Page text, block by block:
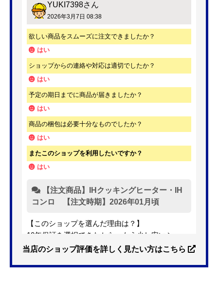
YUKI7398さん
2026年3月7日 08:38
欲しい商品をスムーズに注文できましたか？
はい
ショップからの連絡や対応は適切でしたか？
はい
予定の期日までに商品が届きましたか？
はい
商品の梱包は必要十分なものでしたか？
はい
またこのショップを利用したいですか？
はい
【注文商品】IHクッキングヒーター・IH
コンロ 【注文時期】2026年01月頃
【このショップを選んだ理由は？】
10年保証を選択できたから。もう少し安いショッ
プも有ったが、5年保証しかなかった。
当店のショップ評価を詳しく見たい方はこちら